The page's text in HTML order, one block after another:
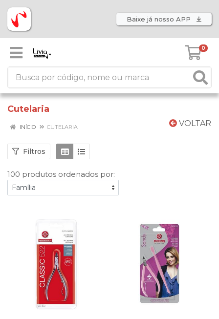
Baixe já nosso APP
0
Cutelaria
VOLTAR
INÍCIO CUTELARIA
Filtros
100 produtos ordenados por: